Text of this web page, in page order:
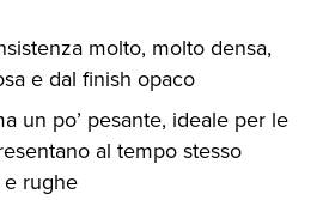
molto, molto densa,
e dal finish opaco
un po’ pesante, ideale per le
al tempo stesso
rughe